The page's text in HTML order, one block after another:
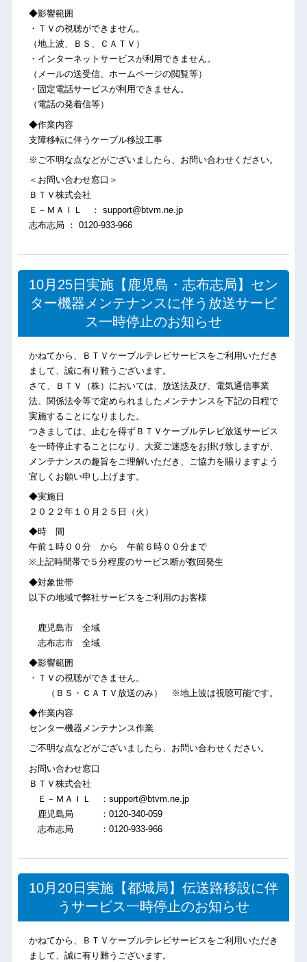
◆影響範囲
・ＴＶの視聴ができません。
（地上波、ＢＳ、ＣＡＴＶ）
・インターネットサービスが利用できません。
（メールの送受信、ホームページの閲覧等）
・固定電話サービスが利用できません。
（電話の発着信等）
◆作業内容
支障移転に伴うケーブル移設工事
※ご不明な点などがございましたら、お問い合わせください。
＜お問い合わせ窓口＞
ＢＴＶ株式会社
Ｅ－ＭＡＩＬ ： support@btvm.ne.jp
志布志局 ： 0120-933-966
10月25日実施【鹿児島・志布志局】セン
ター機器メンテナンスに伴う放送サービ
ス一時停止のお知らせ
かねてから、ＢＴＶケーブルテレビサービスをご利用いただき
まして、誠に有り難うございます。
さて、ＢＴＶ（株）においては、放送法及び、電気通信事業
法、関係法令等で定められましたメンテナンスを下記の日程で
実施することになりました。
つきましては、止むを得ずＢＴＶケーブルテレビ放送サービス
を一時停止することになり、大変ご迷惑をお掛け致しますが、
メンテナンスの趣旨をご理解いただき、ご協力を賜りますよう
宜しくお願い申し上げます。
◆実施日
２０２２年１０月２５日（火）
◆時 間
午前１時００分 から 午前６時００分まで
※上記時間帯で５分程度のサービス断が数回発生
◆対象世帯
以下の地域で弊社サービスをご利用のお客様
鹿児島市 全域
志布志市 全域
◆影響範囲
・ＴＶの視聴ができません。
（ＢＳ・ＣＡＴＶ放送のみ） ※地上波は視聴可能です。
◆作業内容
センター機器メンテナンス作業
ご不明な点などがございましたら、お問い合わせください。
お問い合わせ窓口
ＢＴＶ株式会社
Ｅ－ＭＡＩＬ ：support@btvm.ne.jp
鹿児島局 ：0120-340-059
志布志局 ：0120-933-966
10月20日実施【都城局】伝送路移設に伴
うサービス一時停止のお知らせ
かねてから、ＢＴＶケーブルテレビサービスをご利用いただき
まして、誠に有り難うございます。